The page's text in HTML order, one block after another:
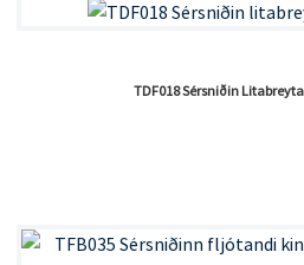
TDF018 Sérsniðin